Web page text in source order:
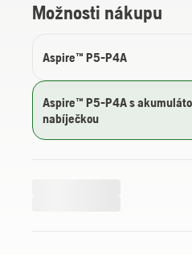
Možnosti nákupu
Aspire™ P5-P4A
Aspire™ P5-P4A s
nabíječkou